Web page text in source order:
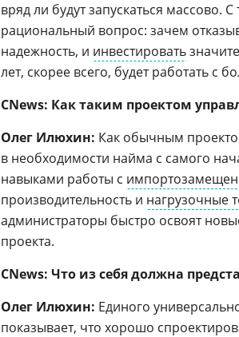
вряд ли будут запускаться массово.
рациональный вопрос: зачем
надежность, и инвестировать
лет, скорее всего, будет работать с
CNews: Как таким проектом
Олег Илюхин: Как обычным
в необходимости найма с самого
навыками работы с
производительность и нагрузочные
администраторы быстро освоят
проекта.
CNews: Что из себя должна
Олег Илюхин: Единого
показывает, что хорошо